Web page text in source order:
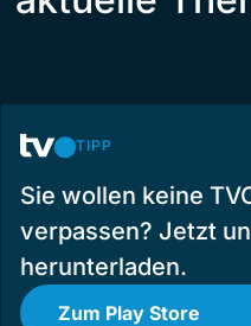
TIPP
Sie wollen keine
verpassen? Jetzt
herunterladen.
Zum Play Store